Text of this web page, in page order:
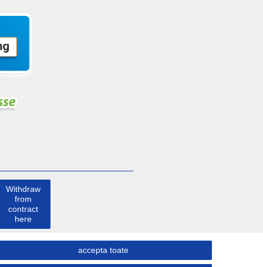
accepta toate
Withdraw
from
contract
here